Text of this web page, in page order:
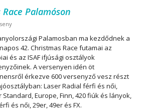
Palamóson
Palamosban ma kezdődnek a
42. Christmas Race futamai az
és az ISAF ifjúsági osztályok
A versenyen idén öt
érkezve 600 versenyző vesz részt
Laser Radial férfi és női,
Standard, Europe, Finn, 420 fiúk és lányok,
és női, 29er, 49er és FX.